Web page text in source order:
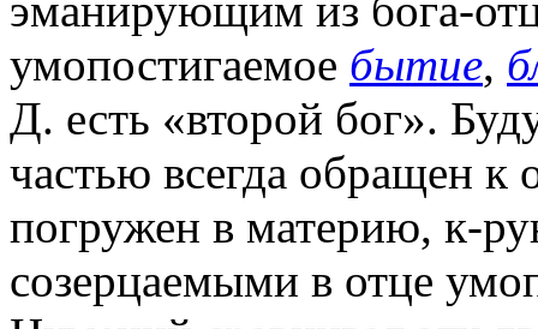
умопостигаемое бытие,
Д. есть «второй бог».
частью всегда обращен к
погружен в материю, к-
созерцаемыми в отце